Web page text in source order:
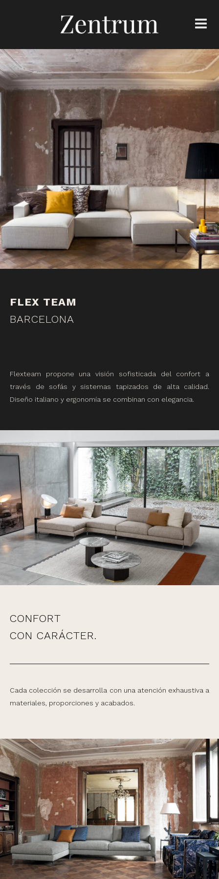
FLEX TEAM
BARCELONA
Flexteam propone una visión sofisticada del confort a
través de sofás y sistemas tapizados de alta calidad.
Diseño italiano y ergonomía se combinan con elegancia.
CONFORT
CON CARÁCTER.
Cada colección se desarrolla con una atención exhaustiva a
materiales, proporciones y acabados.